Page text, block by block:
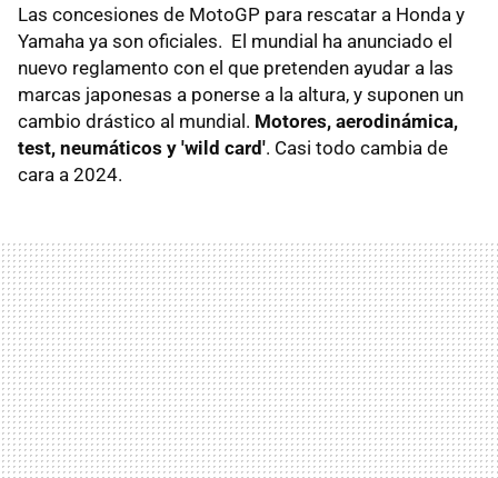
Las concesiones de MotoGP para rescatar a Honda y
Yamaha ya son oficiales. El mundial ha anunciado el
nuevo reglamento con el que pretenden ayudar a las
marcas japonesas a ponerse a la altura, y suponen un
cambio drástico al mundial. Motores, aerodinámica,
test, neumáticos y 'wild card'. Casi todo cambia de
cara a 2024.